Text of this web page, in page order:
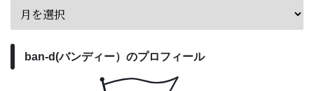
ban-d(バンディー）のプロフィール